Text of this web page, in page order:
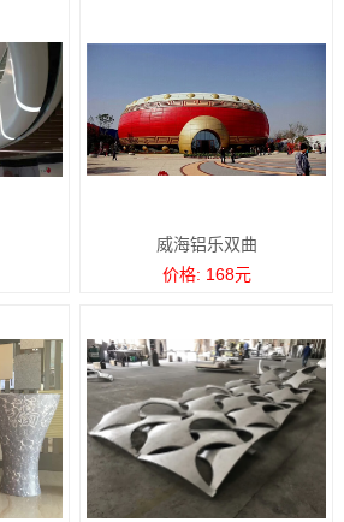
威海铝乐双曲
价格: 168元